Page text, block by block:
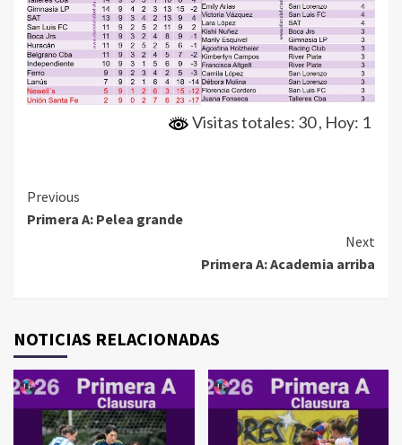
Visitas totales: 30, Hoy: 1
Continue
Reading
Previous
Primera A: Pelea grande
Next
Primera A: Academia arriba
NOTICIAS RELACIONADAS